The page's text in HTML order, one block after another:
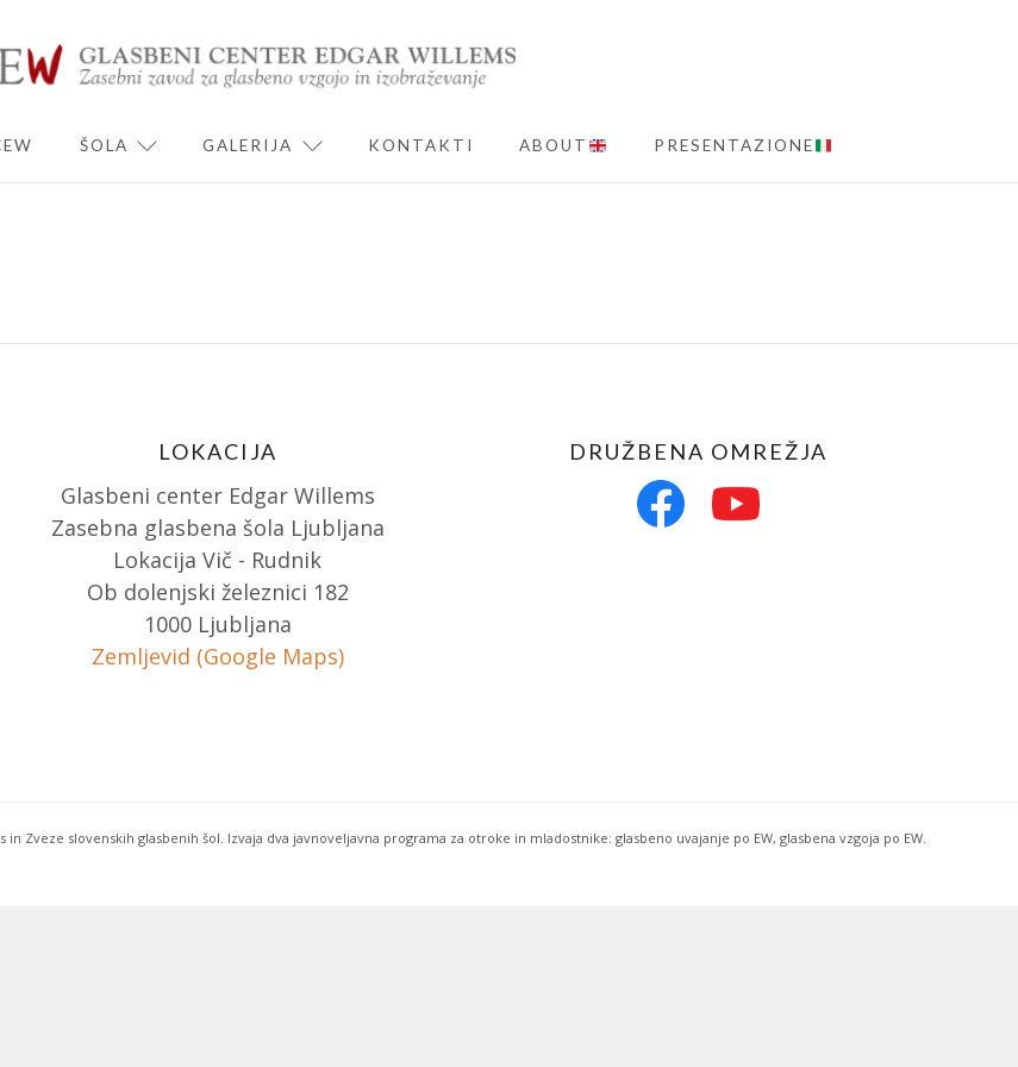
MENU
ŠOLA EXPAND CHILD MENU
GALERIJA EXPAND CHILD MENU
KONTAKTI ABOUT PRESENTAZIONE
LOKACIJA
Glasbeni center Edgar Willems
Zasebna glasbena šola Ljubljana
Lokacija Vič - Rudnik
Ob dolenjski železnici 182
1000 Ljubljana
Zemljevid (Google Maps)
DRUŽBENA OMREŽJA
Zveze slovenskih glasbenih šol. Izvaja dva javnoveljavna programa za otroke in mladostnike: glasbeno uvajanje po EW, glasbena vzgoja po EW.